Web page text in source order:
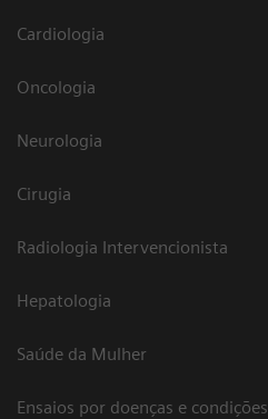
Cardiologia
Oncologia
Neurologia
Cirugia
Radiologia Intervencionista
Hepatologia
Saúde da Mulher
Ensaios por doenças e condições